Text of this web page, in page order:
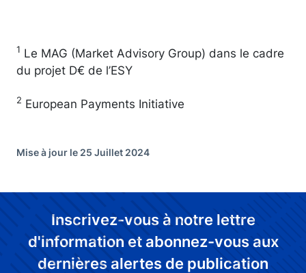
1 Le MAG (Market Advisory Group) dans le cadre
du projet D€ de l’ESY
2 European Payments Initiative
Mise à jour le 25 Juillet 2024
Inscrivez-vous à notre lettre
d'information et abonnez-vous aux
dernières alertes de publication